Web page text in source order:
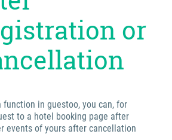
or
in guestoo, you can, for
to a hotel booking page after
events of yours after cancellation